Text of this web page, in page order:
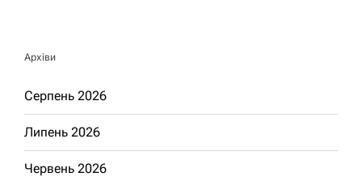
Архіви
Серпень 2026
Липень 2026
Червень 2026